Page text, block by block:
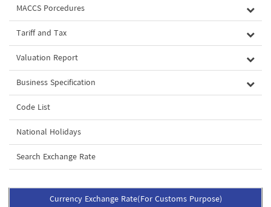
MACCS Porcedures
Tariff and Tax
Valuation Report
Business Specification
Code List
National Holidays
Search Exchange Rate
Currency Exchange Rate(For Customs Purpose)